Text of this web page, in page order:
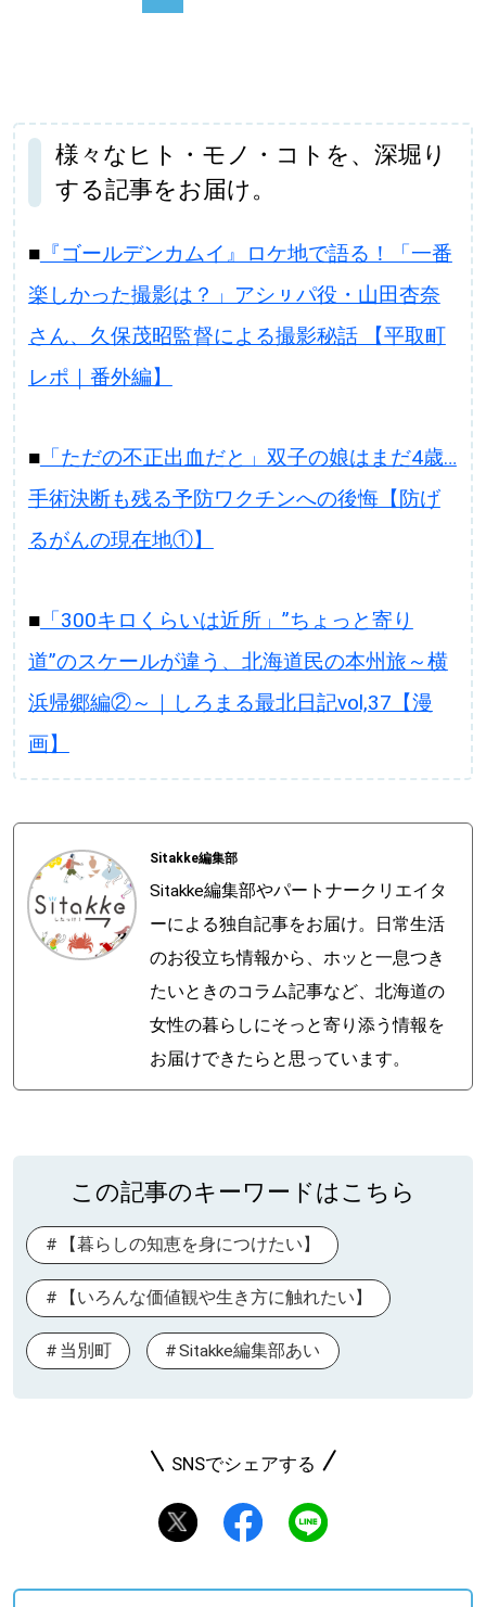
様々なヒト・モノ・コトを、深堀り
する記事をお届け。
■『ゴールデンカムイ』ロケ地で語る！「一番
楽しかった撮影は？」アシㇼパ役・山田杏奈
さん、久保茂昭監督による撮影秘話 【平取町
レポ｜番外編】
■「ただの不正出血だと」双子の娘はまだ4歳…
手術決断も残る予防ワクチンへの後悔【防げ
るがんの現在地①】
■「300キロくらいは近所」”ちょっと寄り
道”のスケールが違う、北海道民の本州旅～横
浜帰郷編②～｜しろまる最北日記vol,37【漫
画】
Sitakke編集部
Sitakke編集部やパートナークリエイタ
ーによる独自記事をお届け。日常生活
のお役立ち情報から、ホッと一息つき
たいときのコラム記事など、北海道の
女性の暮らしにそっと寄り添う情報を
お届けできたらと思っています。
この記事のキーワードはこちら
【暮らしの知恵を身につけたい】
【いろんな価値観や生き方に触れたい】
当別町 Sitakke編集部あい
SNSでシェアする